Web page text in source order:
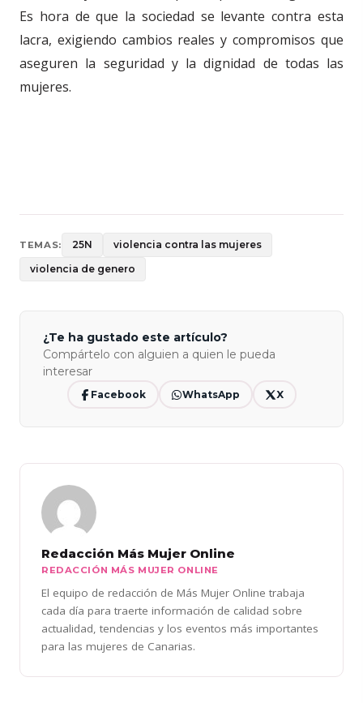
Es hora de que la sociedad se levante contra esta
lacra, exigiendo cambios reales y compromisos que
aseguren la seguridad y la dignidad de todas las
mujeres.
TEMAS: 25N
violencia contra las mujeres
violencia de genero
¿Te ha gustado este artículo?
Compártelo con alguien a quien le pueda
interesar
Facebook WhatsApp X
Redacción Más Mujer Online
REDACCIÓN MÁS MUJER ONLINE
El equipo de redacción de Más Mujer Online trabaja
cada día para traerte información de calidad sobre
actualidad, tendencias y los eventos más importantes
para las mujeres de Canarias.